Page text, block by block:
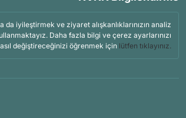
iyileştirmek ve ziyaret alışkanlıklarınızın analiz
Daha fazla bilgi ve çerez ayarlarınızı
değiştireceğinizi öğrenmek için lütfen tıklayınız.